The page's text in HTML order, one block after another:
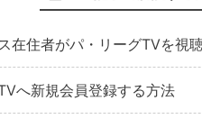
在住者がパ・リーグTVを視
へ新規会員登録する方法